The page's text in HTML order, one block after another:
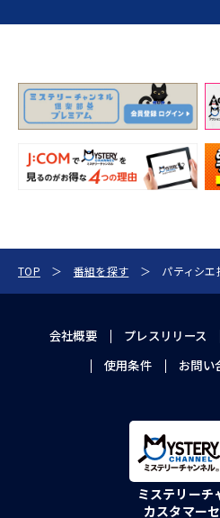
TOP 番組を探す パティシ
会社概要 プレスリリース
使用条件
お問い
ミステリーチ
カスタマー